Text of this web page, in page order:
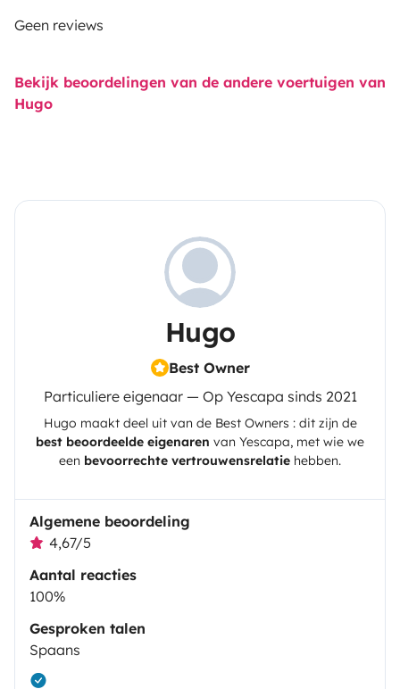
Geen reviews
Bekijk beoordelingen van de andere voertuigen van
Hugo
Hugo
Best Owner
Particuliere eigenaar — Op Yescapa sinds 2021
Hugo maakt deel uit van de Best Owners : dit zijn de
best beoordeelde eigenaren van Yescapa, met wie we
een bevoorrechte vertrouwensrelatie hebben.
Algemene beoordeling
4,67/5
Aantal reacties
100%
Gesproken talen
Spaans